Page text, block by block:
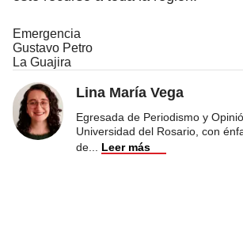
Emergencia
Gustavo Petro
La Guajira
Lina María Vega
Egresada de Periodismo y
Universidad del Rosario, con
de
Leer más